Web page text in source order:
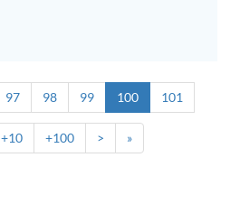
97 98 99 100 101
+10 +100 > »